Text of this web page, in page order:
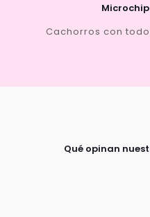
Cachorros con
Qué opinan